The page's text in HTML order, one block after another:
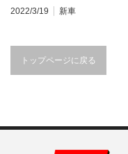
2022/3/19
新車
トップページに戻る